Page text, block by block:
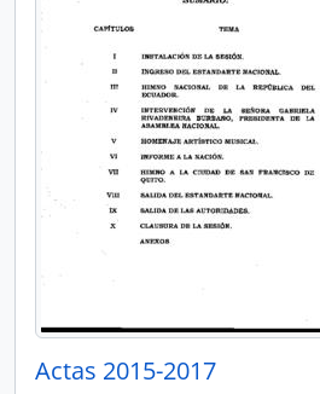
Actas 2015-2017